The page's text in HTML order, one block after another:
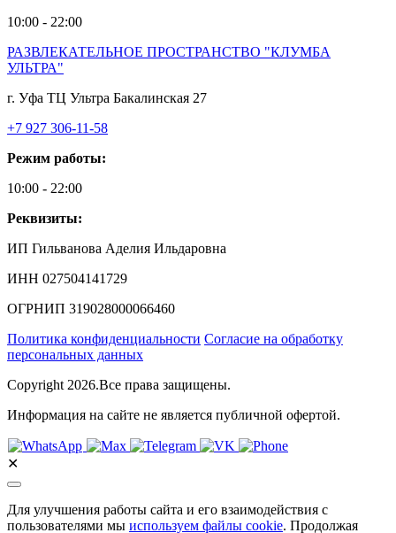
10:00 - 22:00
РАЗВЛЕКАТЕЛЬНОЕ ПРОСТРАНСТВО "КЛУМБА
УЛЬТРА"
г. Уфа ТЦ Ультра Бакалинская 27
+7 927 306-11-58
Режим работы:
10:00 - 22:00
Реквизиты:
ИП Гильванова Аделия Ильдаровна⁠
ИНН 027504141729
ОГРНИП 319028000066460
Политика конфиденциальности Согласие на обработку
персональных данных
Copyright 2026.Все права защищены.
Информация на сайте не является публичной офертой.
✕
Для улучшения работы сайта и его взаимодействия с
пользователями мы используем файлы cookie. Продолжая